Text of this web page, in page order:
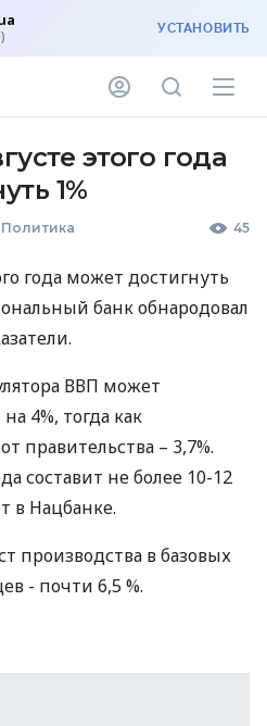
УСТАНОВИТЬ
этого года
1%
45
года может достигнуть
банк обнародовал
ВВП может
4%, тогда как
правительства – 3,7%.
составит не более 10-12
в Нацбанке.
производства в базовых
- почти 6,5 %.